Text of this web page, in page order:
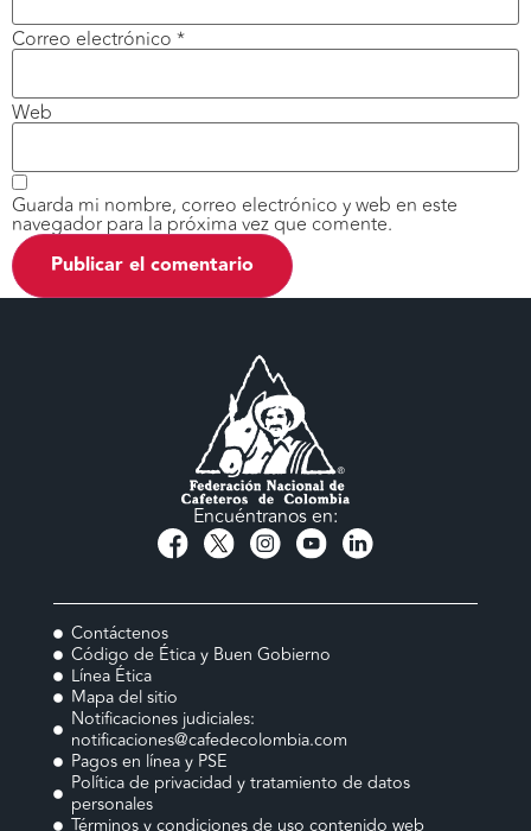
Correo electrónico *
Web
Guarda mi nombre, correo electrónico y web en este
navegador para la próxima vez que comente.
Encuéntranos en:
Contáctenos
Código de Ética y Buen Gobierno
Línea Ética
Mapa del sitio
Notificaciones judiciales:
notificaciones@cafedecolombia.com
Pagos en línea y PSE
Política de privacidad y tratamiento de datos
personales
Términos y condiciones de uso contenido web